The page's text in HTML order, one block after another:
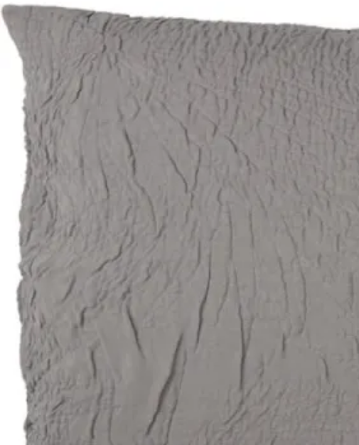
Topmadrasser
Topmadras typer
Alle topmadrasser
Latex topmadrasser
Memoryskum topmadrasser
Topmadrasser til elevationssenge
Topmadrasser på tilbud
Populære størrelser
Topmadrasser 200x200
Topmadrasser 180x210
Topmadrasser 180x200
Topmadrasser 160x200
Topmadrasser 140x200
Topmadrasser 120x200
Topmadrasser 90x200
Topmadrasser 80x200
Se flere størrelser
Latex topmadrasser
Latex topmadrasser 180x210
Latex topmadrasser 180x200
Latex topmadrasser 160x200
Latex topmadrasser 140x200
Latex topmadrasser 120x200
Latex topmadrasser 90x200
Latex topmadrasser 80x200
Se flere størrelser
Memoryskum topmadrasser
Memoryskum topmadrasser 180x210
Memoryskum topmadrasser 180x200
Memoryskum topmadrasser 160x200
Memoryskum topmadrasser 140x200
Memoryskum topmadrasser 120x200
Memoryskum topmadrasser 90x200
Memoryskum topmadrasser 80x200
Se flere størrelser